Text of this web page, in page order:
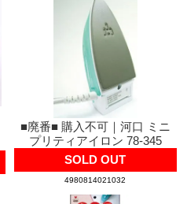
■廃番■ 購入不可｜河口 ミニ
プリティアイロン 78-345
SOLD OUT
4980814021032